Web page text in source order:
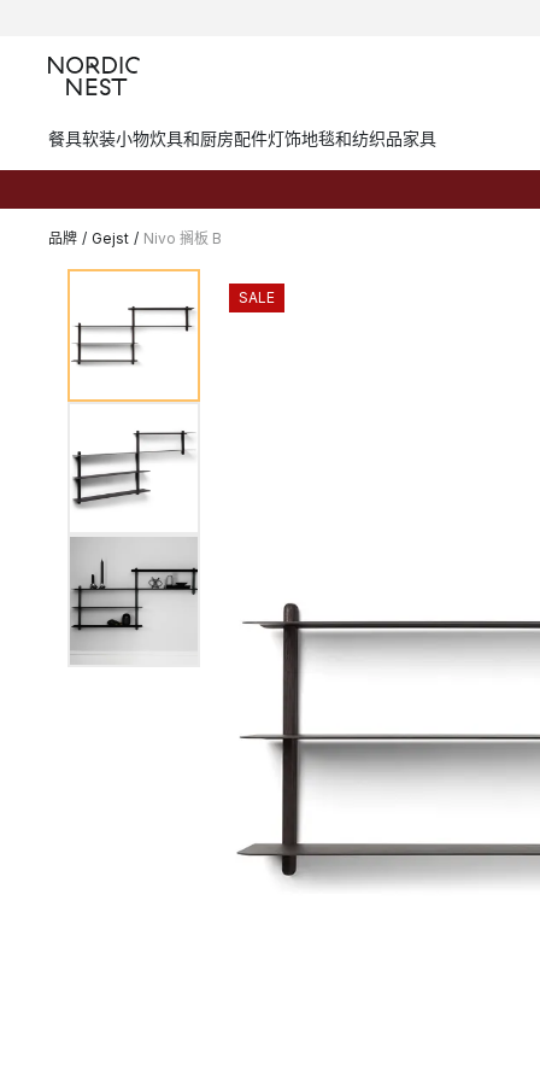
餐具软装小物炊具和厨房配件灯饰地毯和纺织品家具
品牌 / Gejst / Nivo 搁板 B
SALE